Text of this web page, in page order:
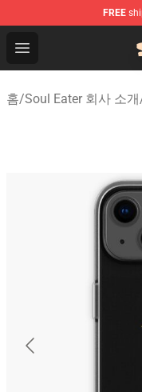
FREE
Open menu
Soul Eater Store
홈/Soul Eater 회사 소개